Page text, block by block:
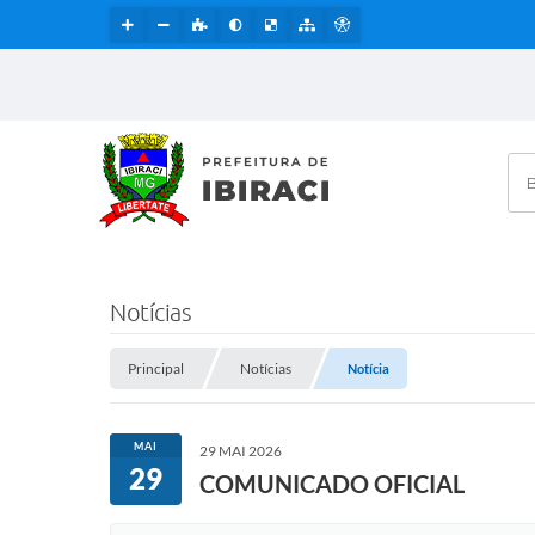
Notícias
Principal Notícias Notícia
MAI
29
29 MAI 2026
COMUNICADO OFICIAL